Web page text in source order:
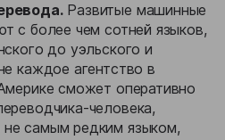
Развитые машинные
с более чем сотней языков,
до уэльского и
каждое агентство в
сможет оперативно
человека,
самым редким языком,